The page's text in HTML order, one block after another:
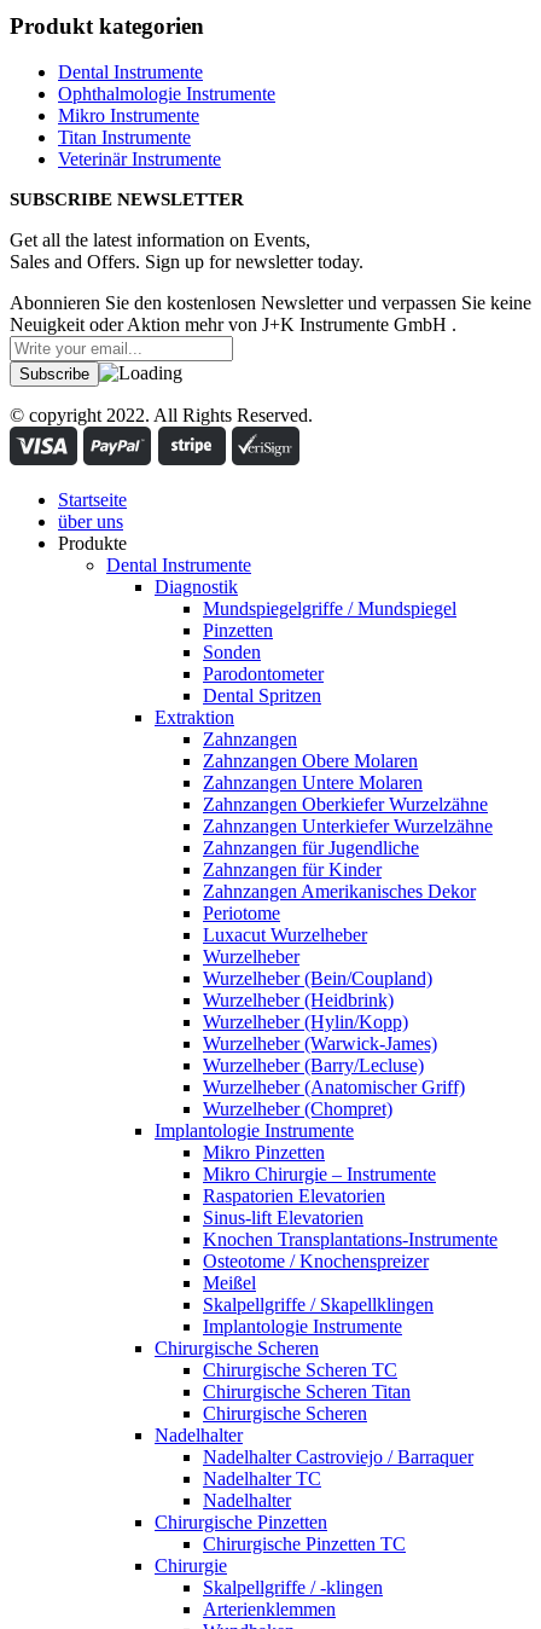
Produkt kategorien
Dental Instrumente
Ophthalmologie Instrumente
Mikro Instrumente
Titan Instrumente
Veterinär Instrumente
SUBSCRIBE NEWSLETTER
Get all the latest information on Events,
Sales and Offers. Sign up for newsletter today.
Abonnieren Sie den kostenlosen Newsletter und verpassen Sie keine
Neuigkeit oder Aktion mehr von J+K Instrumente GmbH .
© copyright 2022. All Rights Reserved.
Startseite
über uns
Produkte
Dental Instrumente
Diagnostik
Mundspiegelgriffe / Mundspiegel
Pinzetten
Sonden
Parodontometer
Dental Spritzen
Extraktion
Zahnzangen
Zahnzangen Obere Molaren
Zahnzangen Untere Molaren
Zahnzangen Oberkiefer Wurzelzähne
Zahnzangen Unterkiefer Wurzelzähne
Zahnzangen für Jugendliche
Zahnzangen für Kinder
Zahnzangen Amerikanisches Dekor
Periotome
Luxacut Wurzelheber
Wurzelheber
Wurzelheber (Bein/Coupland)
Wurzelheber (Heidbrink)
Wurzelheber (Hylin/Kopp)
Wurzelheber (Warwick-James)
Wurzelheber (Barry/Lecluse)
Wurzelheber (Anatomischer Griff)
Wurzelheber (Chompret)
Implantologie Instrumente
Mikro Pinzetten
Mikro Chirurgie – Instrumente
Raspatorien Elevatorien
Sinus-lift Elevatorien
Knochen Transplantations-Instrumente
Osteotome / Knochenspreizer
Meißel
Skalpellgriffe / Skapellklingen
Implantologie Instrumente
Chirurgische Scheren
Chirurgische Scheren TC
Chirurgische Scheren Titan
Chirurgische Scheren
Nadelhalter
Nadelhalter Castroviejo / Barraquer
Nadelhalter TC
Nadelhalter
Chirurgische Pinzetten
Chirurgische Pinzetten TC
Chirurgie
Skalpellgriffe / -klingen
Arterienklemmen